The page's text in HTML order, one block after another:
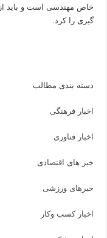
خاص مهندسی است و باید
گیری را کرد.
دسته بندی مطالب
اخبار فرهنگی
اخبار فناوری
خبر های اقتصادی
خبرهای ورزشی
اخبار کسب وکار